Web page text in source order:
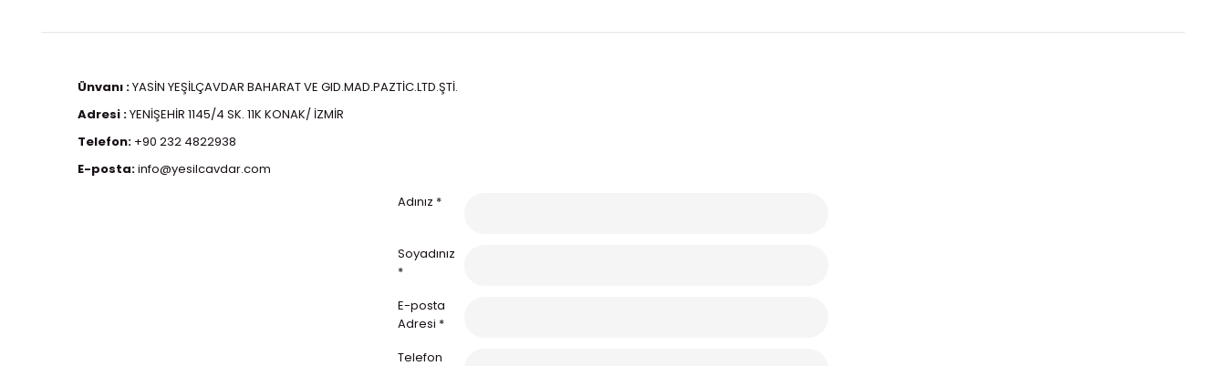
Ünvanı :YASİN YEŞİLÇAVDAR BAHARAT VE GID.MAD.PAZTİC.LTD.ŞTİ.
Adresi :YENİŞEHİR 1145/4 SK. 11K KONAK/ İZMİR
Telefon: +90 232 4822938
E-posta:info@yesilcavdar.com
Adınız *
Soyadınız
*
E-posta
Adresi *
Telefon